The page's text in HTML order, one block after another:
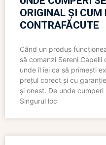
ORIGINAL ȘI CUM
CONTRAFĂCUTE
Când un produs
să comanzi Sereni
unde îl iei ca să primești
prețul corect și cu
și onest. De unde
Singurul loc